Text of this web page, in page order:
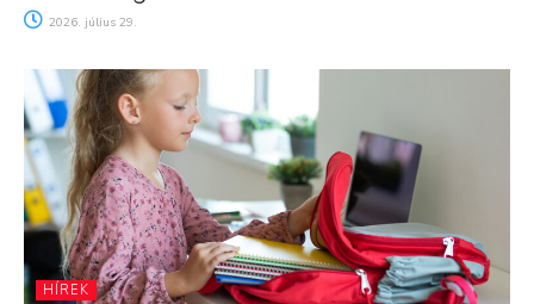
2026. július 29.
HÍREK